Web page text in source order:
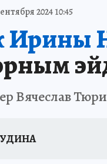
ИСПЫТАНО НА СЕБЕ
2024 10:45
Вячеслав